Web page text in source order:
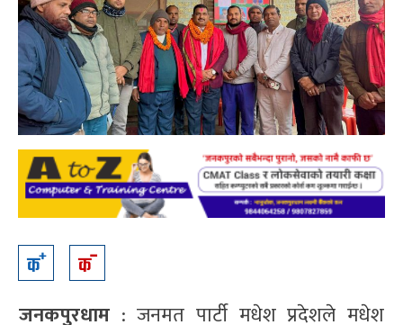
जनकपुरधाम : जनमत पार्टी मधेश प्रदेशले मधेश